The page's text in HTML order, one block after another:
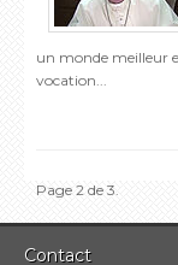
un monde meilleur
vocation...
Page 2 de 3.
Contact